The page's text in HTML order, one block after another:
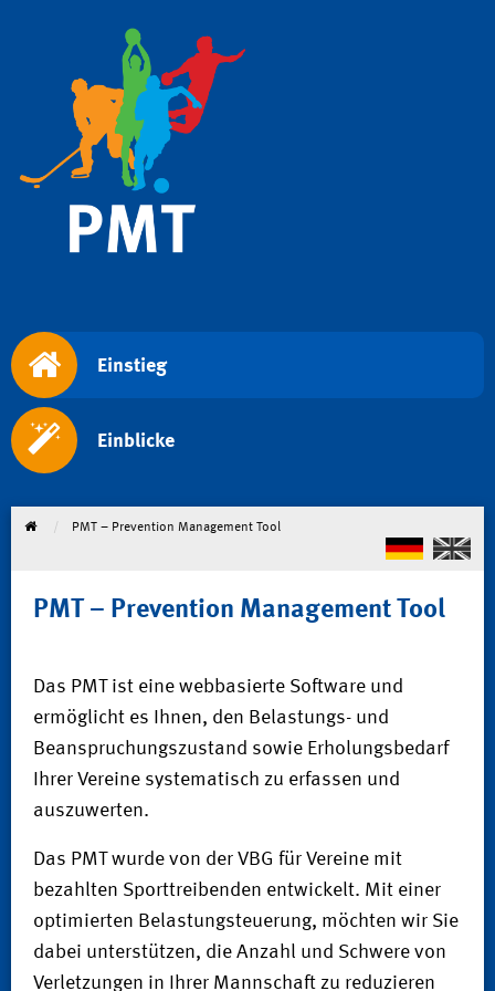
Einstieg
Einblicke
PMT – Prevention Management Tool
PMT – Prevention Management Tool
Das PMT ist eine webbasierte Software und
ermöglicht es Ihnen, den Belastungs- und
Beanspruchungszustand sowie Erholungsbedarf
Ihrer Vereine systematisch zu erfassen und
auszuwerten.
Das PMT wurde von der VBG für Vereine mit
bezahlten Sporttreibenden entwickelt. Mit einer
optimierten Belastungsteuerung, möchten wir Sie
dabei unterstützen, die Anzahl und Schwere von
Verletzungen in Ihrer Mannschaft zu reduzieren